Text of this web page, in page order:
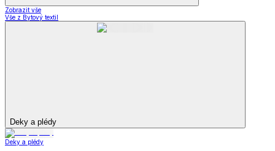
Zobrazit vše
Vše z Bytový textil
Deky a plédy
Deky a plédy